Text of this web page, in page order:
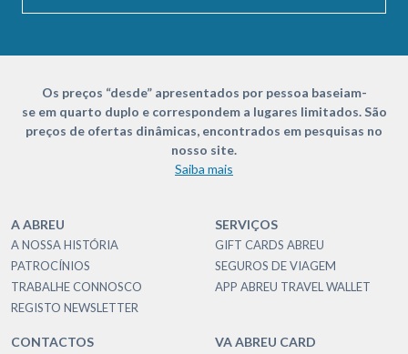
Os preços “desde” apresentados por pessoa baseiam-
se em quarto duplo e correspondem a lugares limitados. São
preços de ofertas dinâmicas, encontrados em pesquisas no
nosso site.
Saiba mais
A ABREU
A NOSSA HISTÓRIA
PATROCÍNIOS
TRABALHE CONNOSCO
REGISTO NEWSLETTER
SERVIÇOS
GIFT CARDS ABREU
SEGUROS DE VIAGEM
APP ABREU TRAVEL WALLET
CONTACTOS VA ABREU CARD